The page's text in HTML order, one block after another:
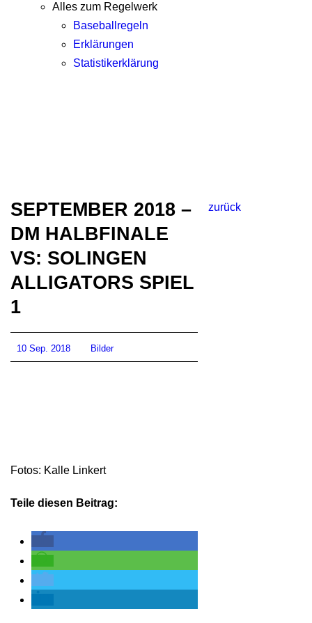
Alles zum Regelwerk
Baseballregeln
Erklärungen
Statistikerklärung
SEPTEMBER 2018 –
DM HALBFINALE
VS: SOLINGEN
ALLIGATORS SPIEL
1
10 Sep. 2018 Bilder
Fotos: Kalle Linkert
Teile diesen Beitrag:
zurück